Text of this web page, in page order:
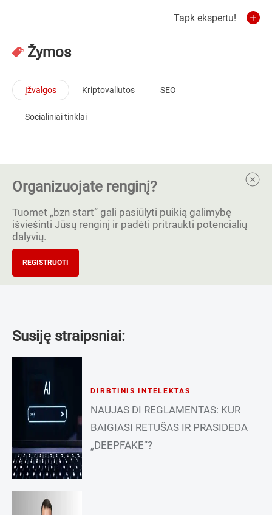
Tapk ekspertu!
Žymos
Įžvalgos Kriptovaliutos SEO
Socialiniai tinklai
Organizuojate renginį?
Tuomet „bzn start” gali pasiūlyti puikią galimybę
išviešinti Jūsų renginį ir padėti pritraukti potencialių
dalyvių.
REGISTRUOTI
Susiję straipsniai:
DIRBTINIS INTELEKTAS
NAUJAS DI REGLAMENTAS: KUR
BAIGIASI RETUŠAS IR PRASIDEDA
„DEEPFAKE“?